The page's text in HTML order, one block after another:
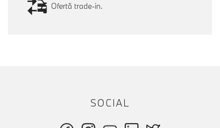
Ofertă trade-in.
SOCIAL